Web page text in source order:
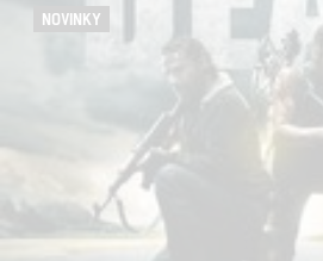
NOVINKY